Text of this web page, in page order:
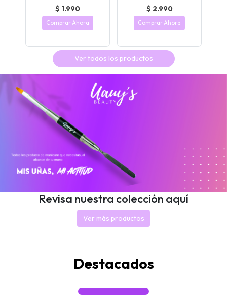
$ 1.990
Comprar Ahora
$ 2.990
Comprar Ahora
Ver todos los productos
Revisa nuestra colección aquí
Ver más productos
Destacados